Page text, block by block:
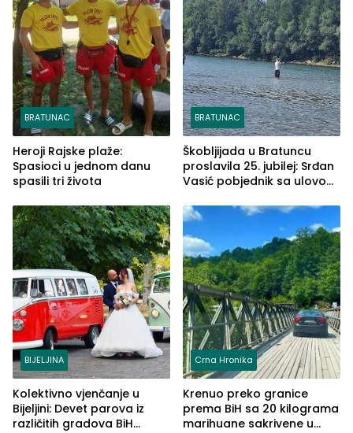
BRATUNAC
Heroji Rajske plaže:
Spasioci u jednom danu
spasili tri života
BRATUNAC
Škobljijada u Bratuncu
proslavila 25. jubilej: Srđan
Vasić pobjednik sa ulovom
BIJELJINA
Kolektivno vjenčanje u
Bijeljini: Devet parova iz
različitih gradova BiH
Crna Hronika
Krenuo preko granice
prema BiH sa 20 kilograma
marihuane sakrivene u